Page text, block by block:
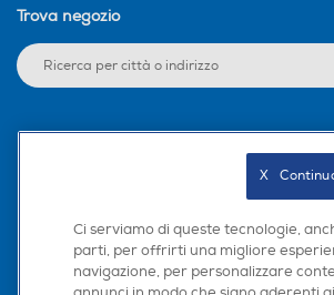
Trova negozio
Scarica la nostra app
Ci serviamo di queste tecnologie,
parti, per offrirti una migliore
navigazione, per personalizzare
X